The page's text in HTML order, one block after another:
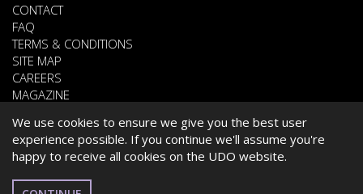
We use cookies to ensure we give you the best user
experience possible. If you continue we'll assume you're
happy to receive all cookies on the UDO website.
CONTACT
FAQ
TERMS & CONDITIONS
SITE MAP
CAREERS
MAGAZINE
© 2026 UNITED DANCE ORGANISATION
WEBSITE DEVELOPED BY